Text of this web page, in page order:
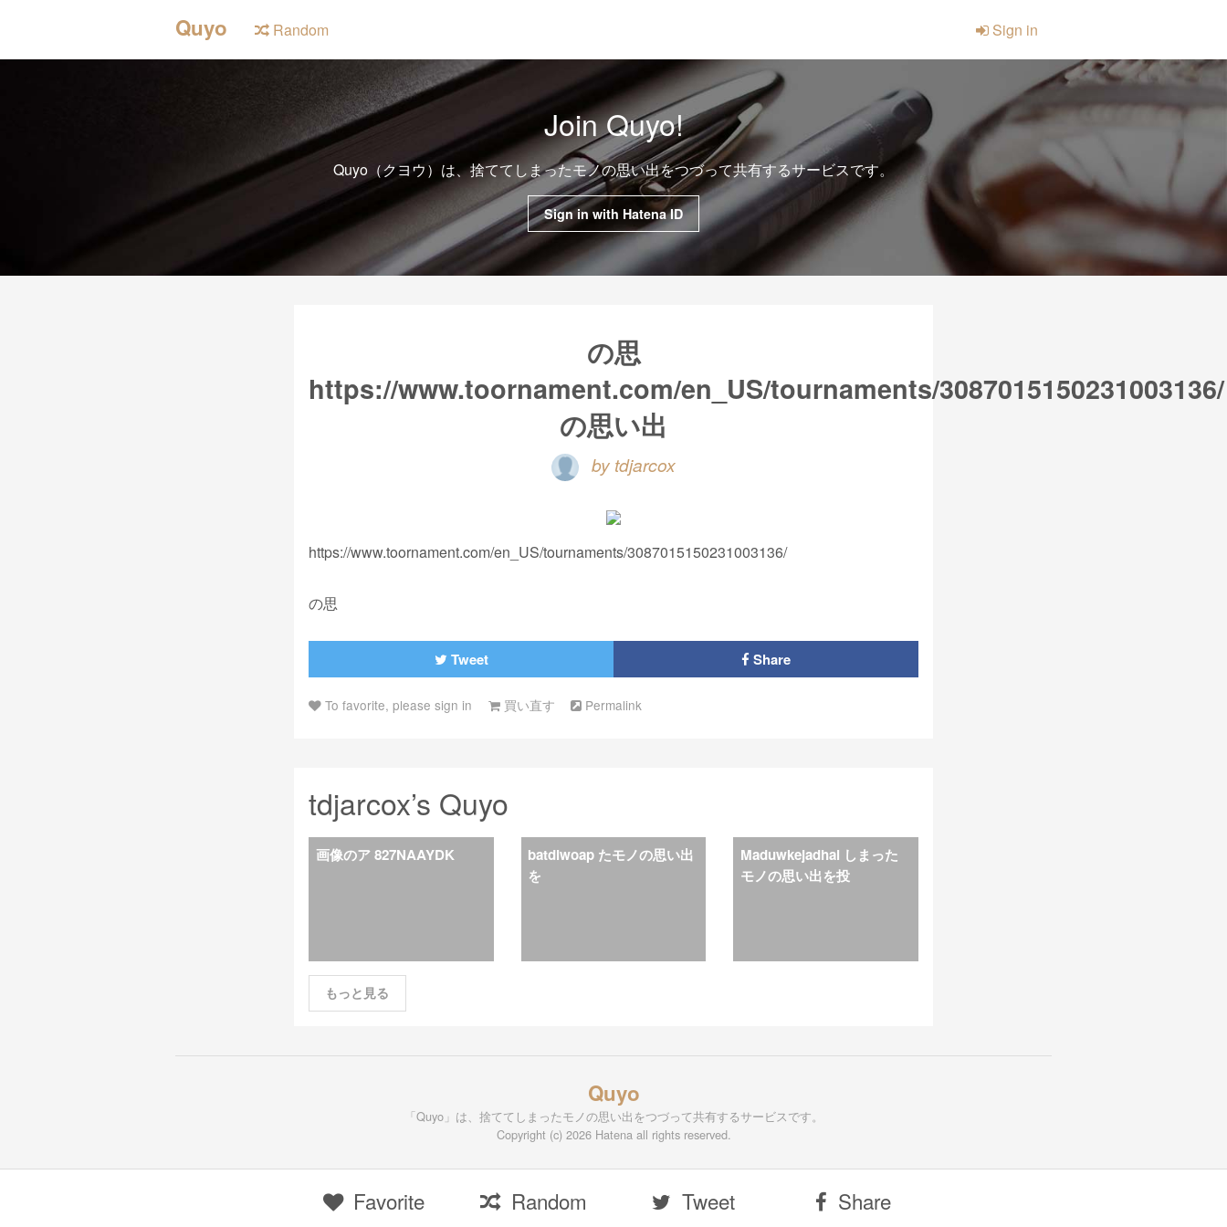
Quyo Random Sign in
Join Quyo!
Quyo（クヨウ）は、捨ててしまったモノの思い出をつづって共有するサービスです。
Sign in with Hatena ID
の思
https://www.toornament.com/en_US/tournaments/3087015150231003136/
の思い出
by tdjarcox
https://www.toornament.com/en_US/tournaments/3087015150231003136/
の思
Tweet Share
To favorite, please sign in 買い直す Permalink
tdjarcox’s Quyo
画像のア 827NAAYDK
batdiwoap たモノの思い出
を
Maduwkejadhai しまった
モノの思い出を投
もっと見る
Favorite Random Tweet Share
Quyo
「Quyo」は、捨ててしまったモノの思い出をつづって共有するサービスです。
Copyright (c) 2026 Hatena all rights reserved.